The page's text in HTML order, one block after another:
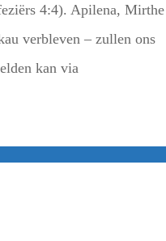
4:4). Apilena,
verbleven – zullen ons
kan via